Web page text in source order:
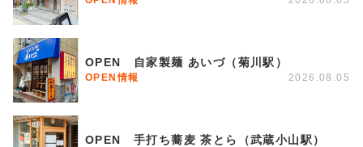
OPEN 自家製麺 あいづ（菊川駅）
OPEN情報 2026.08.05
OPEN 手打ち蕎麦 茶とら（武蔵小山駅）